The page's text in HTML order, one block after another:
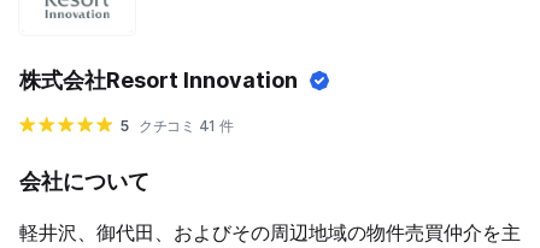
株式会社Resort Innovation
5 クチコミ 41 件
会社について
軽井沢、御代田、およびその周辺地域の物件売買仲介を主